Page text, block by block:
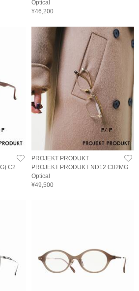
Optical
¥46,200
C2
PROJEKT PRODUKT
PROJEKT PRODUKT ND12 C02MG
Optical
¥49,500